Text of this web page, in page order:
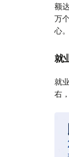
额
万
心。
就
就
右